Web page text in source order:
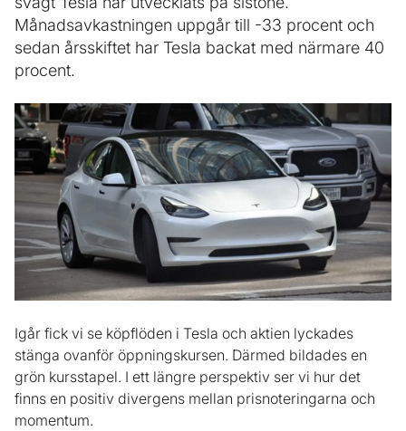
Månadsavkastningen uppgår till -33 procent och
sedan årsskiftet har Tesla backat med närmare 40
procent.
Igår fick vi se köpflöden i Tesla och aktien lyckades
stänga ovanför öppningskursen. Därmed bildades en
grön kursstapel. I ett längre perspektiv ser vi hur det
finns en positiv divergens mellan prisnoteringarna och
momentum.